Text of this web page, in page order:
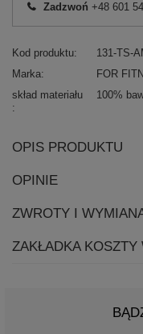
Zadzwoń +48 601
Kod produktu
131-TS-
Marka
FOR
skład materiału
100%
OPIS PRODUKTU
OPINIE
ZWROTY I
ZAKŁADKA KOSZTY